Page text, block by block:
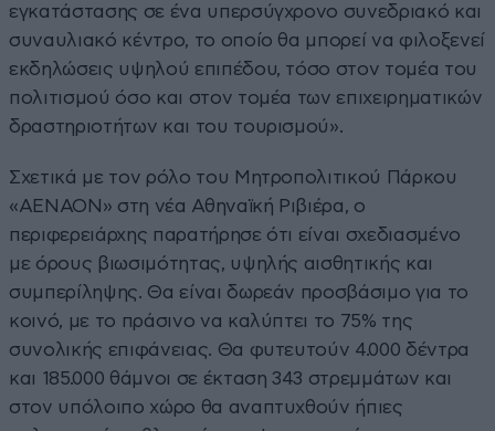
εγκατάστασης σε ένα υπερσύγχρονο συνεδριακό και
συναυλιακό κέντρο, το οποίο θα μπορεί να φιλοξενεί
εκδηλώσεις υψηλού επιπέδου, τόσο στον τομέα του
πολιτισμού όσο και στον τομέα των επιχειρηματικών
δραστηριοτήτων και του τουρισμού».
Σχετικά με τον ρόλο του Μητροπολιτικού Πάρκου
«ΑΕΝΑΟΝ» στη νέα Αθηναϊκή Ριβιέρα, ο
περιφερειάρχης παρατήρησε ότι είναι σχεδιασμένο
με όρους βιωσιμότητας, υψηλής αισθητικής και
συμπερίληψης. Θα είναι δωρεάν προσβάσιμο για το
κοινό, με το πράσινο να καλύπτει το 75% της
συνολικής επιφάνειας. Θα φυτευτούν 4.000 δέντρα
και 185.000 θάμνοι σε έκταση 343 στρεμμάτων και
στον υπόλοιπο χώρο θα αναπτυχθούν ήπιες